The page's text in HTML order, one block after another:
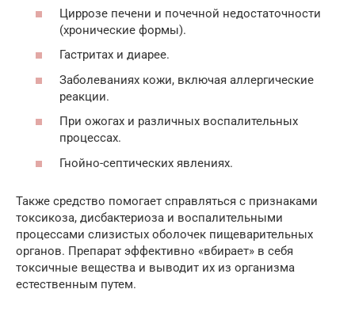
Циррозе печени и почечной недостаточности
(хронические формы).
Гастритах и диарее.
Заболеваниях кожи, включая аллергические
реакции.
При ожогах и различных воспалительных
процессах.
Гнойно-септических явлениях.
Также средство помогает справляться с признаками
токсикоза, дисбактериоза и воспалительными
процессами слизистых оболочек пищеварительных
органов. Препарат эффективно «вбирает» в себя
токсичные вещества и выводит их из организма
естественным путем.